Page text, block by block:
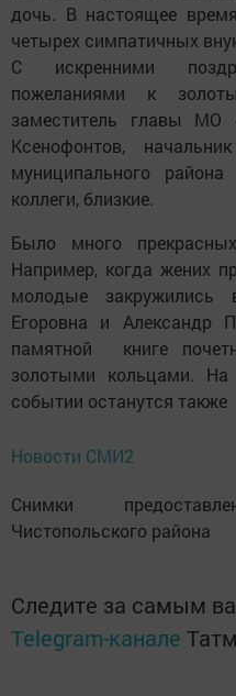
дочь. В настоящее
четырех симпатичных
С искренними
пожеланиями к
заместитель главы МО
Ксенофонтов,
муниципального
коллеги, близкие.
Было много
Например, когда жених
молодые
Егоровна и Александр
памятной книге
золотыми кольцами.
событии останутся
Новости СМИ2
Снимки
Чистопольского района
Следите за самым
Telegram-канале